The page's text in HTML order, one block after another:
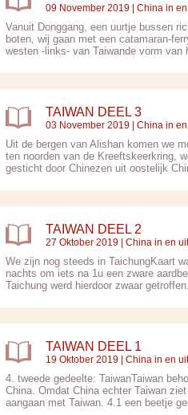
09 November 2019 | China in
Vanuit Donggang, een uurtje bussen
boten, wij gaan met een catamaran-
westen -links- van Taiwande vorm van
TAIWAN DEEL 3
03 November 2019 | China in
Uit de bergen van Alishan komen we
ten noorden van de Kreeftskeerkring,
gesticht door Chinezen uit oostelijk
TAIWAN DEEL 2
27 Oktober 2019 | China in en uit
We zijn nog steeds in TaichungKaart
nachts om iets na 1u een zware
Taichung werd hierdoor zwaar
TAIWAN DEEL 1
19 Oktober 2019 | China in en uit
4. tweede gedeelte: TaiwanTaiwan
China. Omdat China echter Taiwan
aangaan met Taiwan. 4.1 een beetje